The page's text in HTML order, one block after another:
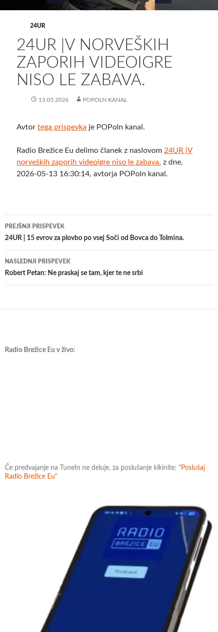
24UR
24UR |V NORVEŠKIH
ZAPORIH VIDEOIGRE
NISO LE ZABAVA.
13.05.2026 POPOLN KANAL
Avtor tega prispevka je POPoln kanal.
Radio Brežice Eu delimo članek z naslovom 24UR |V
norveških zaporih videoigre niso le zabava. z dne,
2026-05-13 16:30:14, avtorja POPoln kanal.
Krmarjenje
po
prispevkih
PREJŠNJI PRISPEVEK
24UR | 15 evrov za plovbo po vsej Soči od Bovca do Tolmina.
NASLEDNJI PRISPEVEK
Robert Petan: Ne praskaj se tam, kjer te ne srbi
Radio Brežice Eu v živo:
Če predvajanje na TuneIn ne deluje, za poslušanje klkinite: "Poslušaj
Radio Brežice Eu"